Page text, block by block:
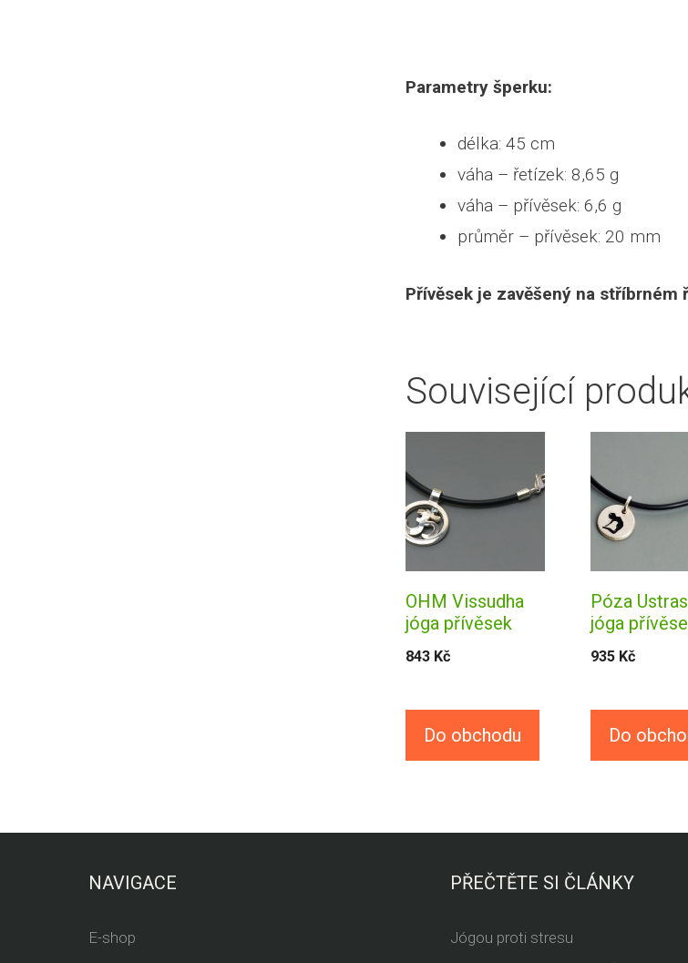
Parametry šperku:
délka: 45 cm
váha – řetízek: 8,65 g
váha – přívěsek: 6,6 g
průměr – přívěsek: 20 mm
Přívěsek je zavěšený na
Související
OHM Vissudha
jóga přívěsek
843 Kč
Do obchodu
Póza
jóga
935 Kč
Do
NAVIGACE
E-shop
PŘEČTĚTE SI ČLÁNKY
Jógou proti stresu